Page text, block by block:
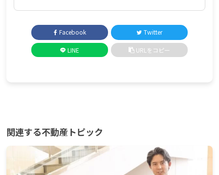
Facebook Twitter
LINE URLをコピー
関連する不動産トピック